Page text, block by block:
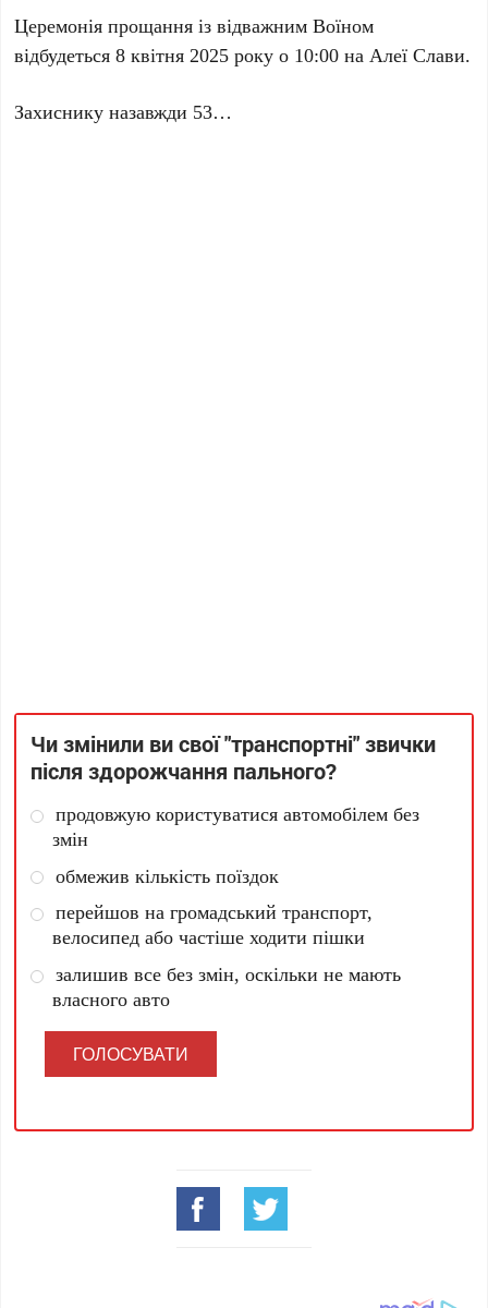
Церемонія прощання із відважним Воїном
відбудеться 8 квітня 2025 року о 10:00 на Алеї Слави.
Захиснику назавжди 53…
Чи змінили ви свої "транспортні" звички
після здорожчання пального?
продовжую користуватися автомобілем без
змін
обмежив кількість поїздок
перейшов на громадський транспорт,
велосипед або частіше ходити пішки
залишив все без змін, оскільки не мають
власного авто